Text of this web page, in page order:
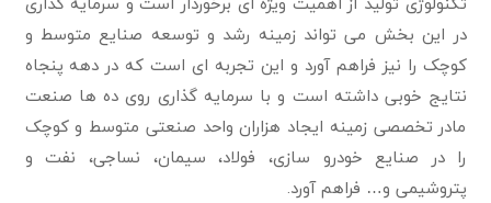
در این بخش می تواند زمینه رشد و توسعه صنایع متوسط و
کوچک را نیز فراهم آورد و این تجربه ای است که در دهه پنجاه
نتایج خوبی داشته است و با سرمایه گذاری روی ده ها صنعت
مادر تخصصی زمینه ایجاد هزاران واحد صنعتی متوسط و کوچک
را در صنایع خودرو سازی، فولاد، سیمان، نساجی، نفت و
پتروشیمی و… فراهم آورد.